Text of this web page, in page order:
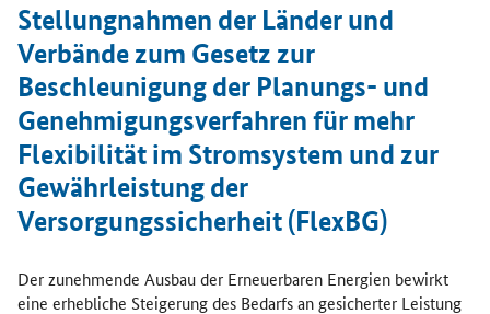
Stellungnahmen der Länder und
Verbände zum Gesetz zur
Beschleunigung der Planungs- und
Genehmigungsverfahren für mehr
Flexibilität im Stromsystem und zur
Gewährleistung der
Versorgungssicherheit (FlexBG)
Der zunehmende Ausbau der Erneuerbaren Energien bewirkt
eine erhebliche Steigerung des Bedarfs an gesicherter Leistung
Öffnet Einzelsicht